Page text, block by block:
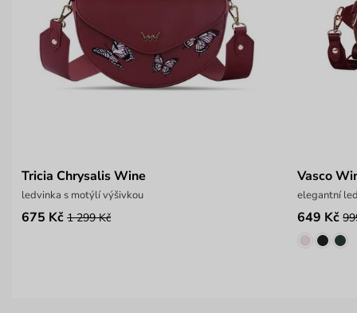
Tricia Chrysalis Wine
ledvinka s motýlí výšivkou
675 Kč 1 299 Kč
Vasco
elegantní
649 Kč